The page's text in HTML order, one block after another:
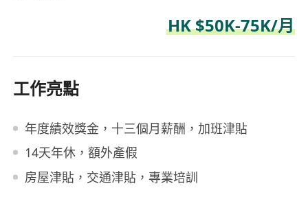
HK $50K-75K/月
工作亮點
年度績效獎金，十三個月薪酬，加班津貼
14天年休，額外產假
房屋津貼，交通津貼，專業培訓